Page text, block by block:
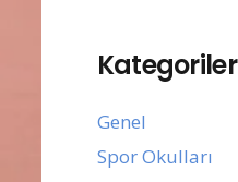
Kategoriler
Genel
Spor Okulları